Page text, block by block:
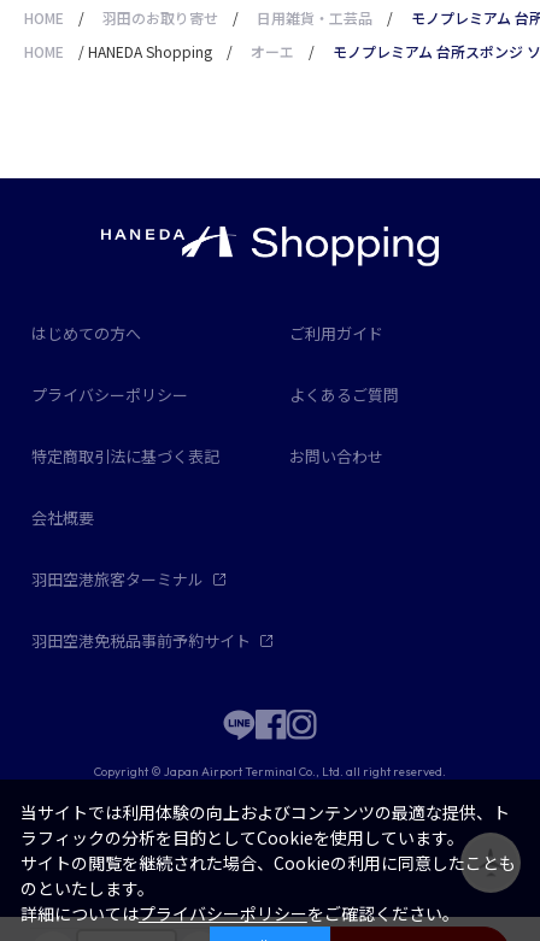
HOME
/ 羽田のお取り寄せ / 日用雑貨・工芸品 /
モノプレミアム 台
HOME
/HANEDA Shopping / オーエ / モノプレミアム 台所スポンジ
はじめての方へ ご利用ガイド
プライバシーポリシー よくあるご質問
特定商取引法に基づく表記 お問い合わせ
会社概要
羽田空港旅客ターミナル
羽田空港免税品事前予約サイト
Copyright © Japan Airport Terminal Co., Ltd. all right reserved.
当サイトでは利用体験の向上およびコンテンツの最適な提供、ト
ラフィックの分析を目的としてCookieを使用しています。
サイトの閲覧を継続された場合、Cookieの利用に同意したことも
のといたします。
詳細についてはプライバシーポリシーをご確認ください。